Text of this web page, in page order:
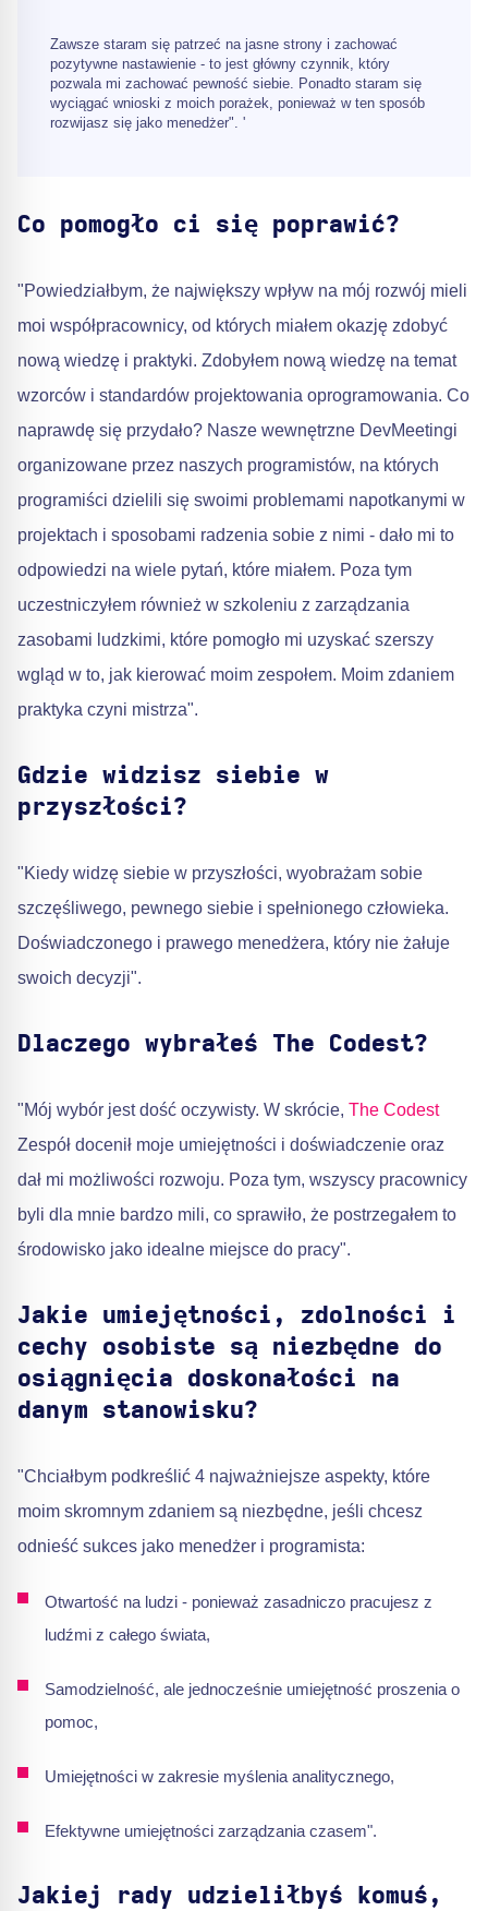
Zawsze staram się patrzeć na jasne strony i zachować
pozytywne nastawienie - to jest główny czynnik, który
pozwala mi zachować pewność siebie. Ponadto staram się
wyciągać wnioski z moich porażek, ponieważ w ten sposób
rozwijasz się jako menedżer". '
Co pomogło ci się poprawić?
"Powiedziałbym, że największy wpływ na mój rozwój mieli
moi współpracownicy, od których miałem okazję zdobyć
nową wiedzę i praktyki. Zdobyłem nową wiedzę na temat
wzorców i standardów projektowania oprogramowania. Co
naprawdę się przydało? Nasze wewnętrzne DevMeetingi
organizowane przez naszych programistów, na których
programiści dzielili się swoimi problemami napotkanymi w
projektach i sposobami radzenia sobie z nimi - dało mi to
odpowiedzi na wiele pytań, które miałem. Poza tym
uczestniczyłem również w szkoleniu z zarządzania
zasobami ludzkimi, które pomogło mi uzyskać szerszy
wgląd w to, jak kierować moim zespołem. Moim zdaniem
praktyka czyni mistrza".
Gdzie widzisz siebie w
przyszłości?
"Kiedy widzę siebie w przyszłości, wyobrażam sobie
szczęśliwego, pewnego siebie i spełnionego człowieka.
Doświadczonego i prawego menedżera, który nie żałuje
swoich decyzji".
Dlaczego wybrałeś The Codest?
"Mój wybór jest dość oczywisty. W skrócie, The Codest
Zespół docenił moje umiejętności i doświadczenie oraz
dał mi możliwości rozwoju. Poza tym, wszyscy pracownicy
byli dla mnie bardzo mili, co sprawiło, że postrzegałem to
środowisko jako idealne miejsce do pracy".
Jakie umiejętności, zdolności i
cechy osobiste są niezbędne do
osiągnięcia doskonałości na
danym stanowisku?
"Chciałbym podkreślić 4 najważniejsze aspekty, które
moim skromnym zdaniem są niezbędne, jeśli chcesz
odnieść sukces jako menedżer i programista:
Otwartość na ludzi - ponieważ zasadniczo pracujesz z
ludźmi z całego świata,
Samodzielność, ale jednocześnie umiejętność proszenia o
pomoc,
Umiejętności w zakresie myślenia analitycznego,
Efektywne umiejętności zarządzania czasem".
Jakiej rady udzieliłbyś komuś,